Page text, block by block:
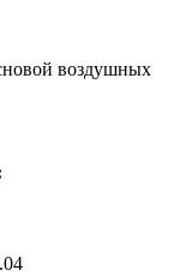
воздушных